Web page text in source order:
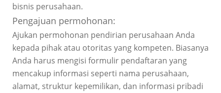
bisnis perusahaan.
Pengajuan permohonan:
Ajukan permohonan pendirian perusahaan Anda
kepada pihak atau otoritas yang kompeten. Biasanya
Anda harus mengisi formulir pendaftaran yang
mencakup informasi seperti nama perusahaan,
alamat, struktur kepemilikan, dan informasi pribadi